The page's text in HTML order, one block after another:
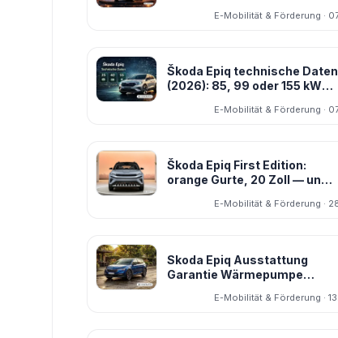
Škoda Epiq technische Daten
(2026): 85, 99 oder 155 kW
Škoda Epiq First Edition:
orange Gurte, 20 Zoll — und
Skoda Epiq Ausstattung
Garantie Wärmepumpe
und warum die Wärmepumpe